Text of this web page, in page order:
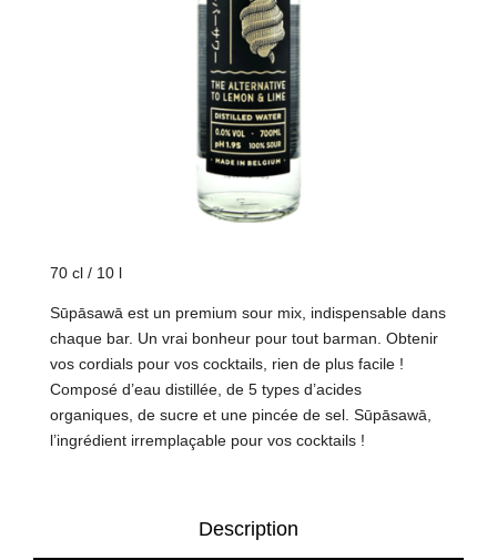
70 cl / 10 l
Sūpāsawā est un premium sour mix, indispensable dans
chaque bar. Un vrai bonheur pour tout barman. Obtenir
vos cordials pour vos cocktails, rien de plus facile !
Composé d’eau distillée, de 5 types d’acides
organiques, de sucre et une pincée de sel. Sūpāsawā,
l’ingrédient irremplaçable pour vos cocktails !
Description